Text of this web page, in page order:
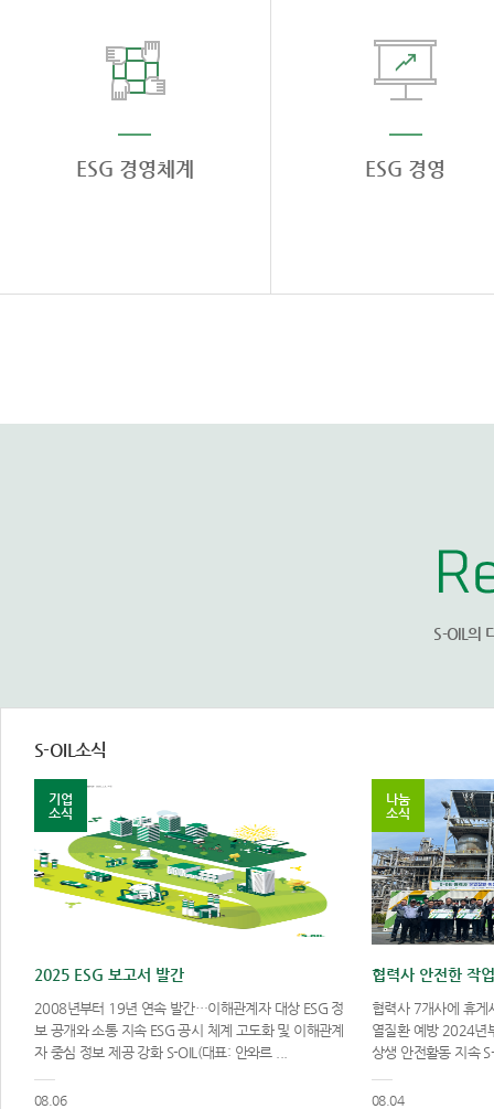
ESG 경영체계 ESG 경영
S-OIL의
S-OIL소식
기업
소식
2025 ESG 보고서 발간
2008년부터 19년 연속 발간…이해관계자 대상 ESG 정
보 공개와 소통 지속 ESG 공시 체계 고도화 및 이해관계
자 중심 정보 제공 강화 S-OIL(대표: 안와르 ...
08.06
나눔
소식
협력사 안전한 작
협력사 7개사에 휴
열질환 예방 2024년
상생 안전활동 지속
08.04